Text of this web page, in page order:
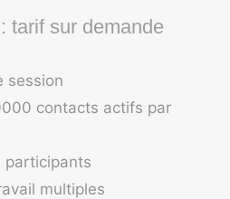
tarif sur demande
session
contacts actifs par
participants
multiples